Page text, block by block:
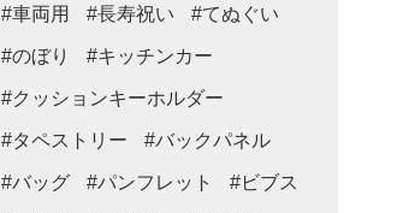
#車両用 #長寿祝い #てぬぐい
#のぼり #キッチンカー
#クッションキーホルダー
#タペストリー #バックパネル
#バッグ #パンフレット #ビブス